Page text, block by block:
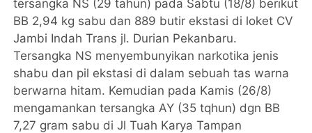
tersangka NS (29 tahun) pada Sabtu (18/8) berikut
BB 2,94 kg sabu dan 889 butir ekstasi di loket CV
Jambi Indah Trans jl. Durian Pekanbaru.
Tersangka NS menyembunyikan narkotika jenis
shabu dan pil ekstasi di dalam sebuah tas warna
berwarna hitam. Kemudian pada Kamis (26/8)
mengamankan tersangka AY (35 tqhun) dgn BB
7,27 gram sabu di Jl Tuah Karya Tampan